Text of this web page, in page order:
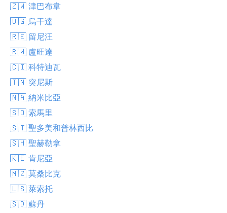
🇿🇼 津巴布韋
🇺🇬 烏干達
🇷🇪 留尼汪
🇷🇼 盧旺達
🇨🇮 科特迪瓦
🇹🇳 突尼斯
🇳🇦 納米比亞
🇸🇴 索馬里
🇸🇹 聖多美和普林西比
🇸🇭 聖赫勒拿
🇰🇪 肯尼亞
🇲🇿 莫桑比克
🇱🇸 萊索托
🇸🇩 蘇丹